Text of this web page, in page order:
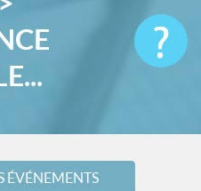
ÉVÉNEMENTS